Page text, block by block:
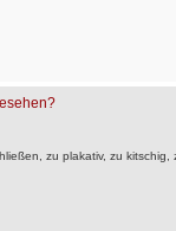
zu plakativ, zu kitschig,